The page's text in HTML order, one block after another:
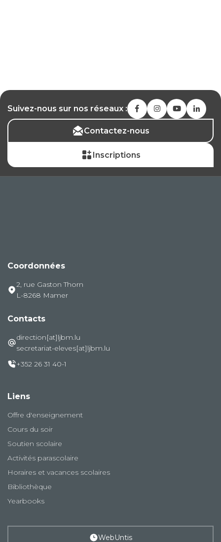
Suivez-nous sur nos réseaux :
Contactez-nous
Inscriptions
Coordonnées
2, rue Gaston Thorn
L-8268 Mamer
Contacts
direction[at]ljbm.lu
secretariat-eleves[at]ljbm.lu
+352 26 31 40-1
Liens
Offre d'enseignement
Cours du soir
Soutien scolaire
Activités parascolaire
Horaires et vacances scolaires
Bibliothèque
Yearbooks
WebUntis